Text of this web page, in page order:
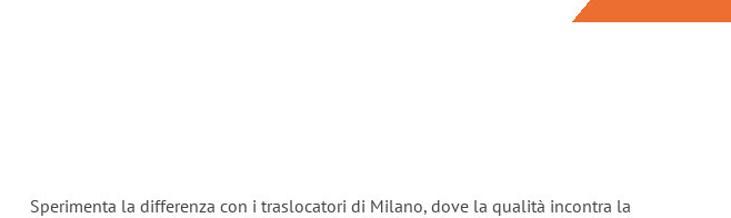
Sperimenta la differenza con i traslocatori di Milano, dove la qualità incontra la